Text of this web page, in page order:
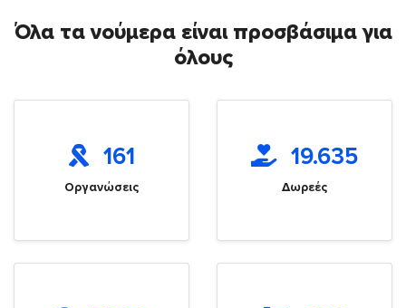
Όλα τα νούμερα είναι προσβάσιμα για
όλους
161
Οργανώσεις
19.635
Δωρεές